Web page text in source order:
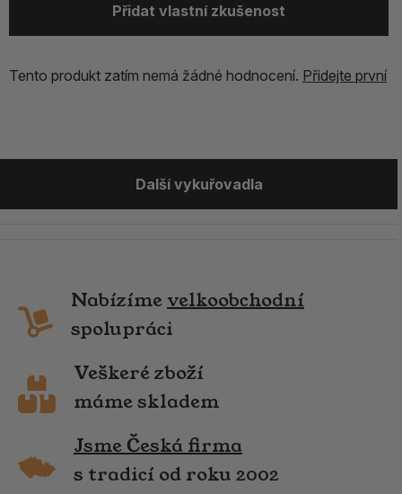
Přidat vlastní zkušenost
Tento produkt zatím nemá žádné hodnocení. Přidejte první
Další vykuřovadla
Nabízíme velkoobchodní
spolupráci
Veškeré zboží
máme skladem
Jsme Česká firma
s tradicí od roku 2002